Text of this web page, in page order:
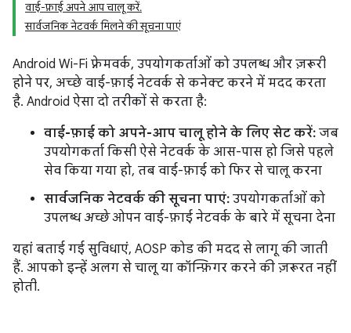
वाई-फ़ाई अपने आप चालू करें.
सार्वजनिक नेटवर्क मिलने की सूचना पाएं
Android Wi-Fi फ़्रेमवर्क, उपयोगकर्ताओं को उपलब्ध और ज़रूरी
होने पर, अच्छे वाई-फ़ाई नेटवर्क से कनेक्ट करने में मदद करता
है. Android ऐसा दो तरीकों से करता है:
वाई-फ़ाई को अपने-आप चालू होने के लिए सेट करें: जब
उपयोगकर्ता किसी ऐसे नेटवर्क के आस-पास हो जिसे पहले
सेव किया गया हो, तब वाई-फ़ाई को फिर से चालू करना
सार्वजनिक नेटवर्क की सूचना पाएं: उपयोगकर्ताओं को
उपलब्ध अच्छेओपन वाई-फ़ाई नेटवर्क के बारे में सूचना देना
यहां बताई गई सुविधाएं, AOSP कोड की मदद से लागू की जाती
हैं. आपको इन्हें अलग से चालू या कॉन्फ़िगर करने की ज़रूरत नहीं
होती.